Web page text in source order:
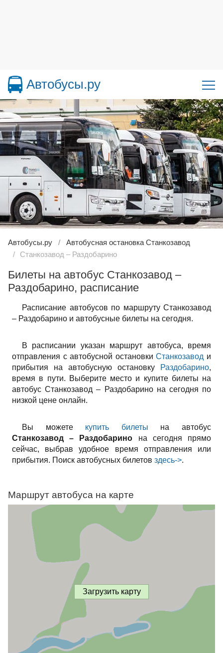
Автобусы.ру
Автобусы.ру
Автобусная остановка Станкозавод
Станкозавод – Раздобарино
Билеты на автобус Станкозавод –
Раздобарино, расписание
Расписание автобусов по маршруту Станкозавод
– Раздобарино и автобусные билеты на сегодня.
В расписании указан маршрут автобуса, время
отправления с автобусной остановкиСтанкозавод и
прибытия на автобусную остановку
Раздобарино,
время в пути. Выберите место и купите билеты на
автобус Станкозавод – Раздобарино на сегодня по
низкой цене онлайн.
Вы можете купить билеты на автобус
Станкозавод – Раздобарино на сегодня прямо
сейчас, выбрав удобное время отправления или
прибытия. Поиск автобусных билетов здесь->.
Маршрут автобуса на карте
Загрузить карту